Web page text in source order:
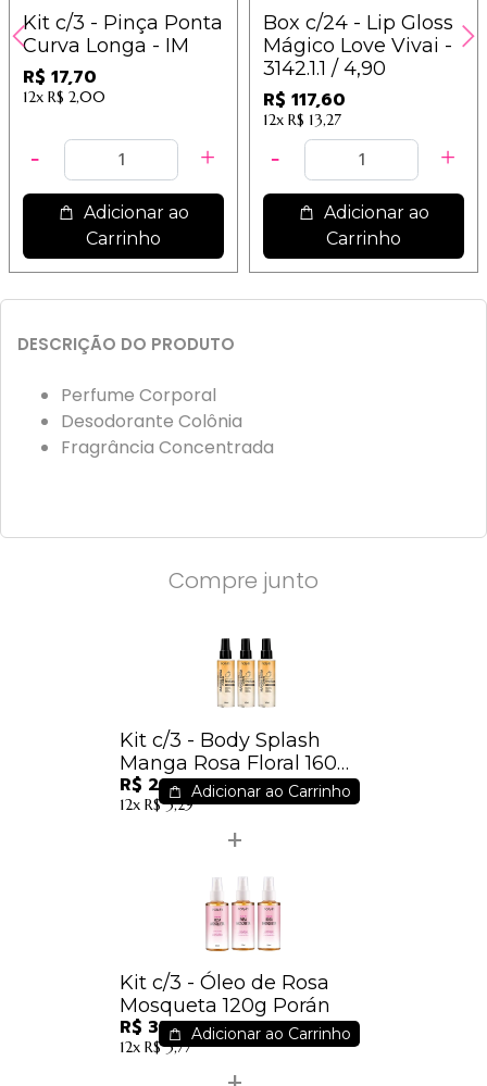
Kit c/3 - Pinça Ponta
Curva Longa - IM
R$ 17,70
12x R$ 2,00
Adicionar ao
Carrinho
Box c/24 - Lip Gloss
Mágico Love Vivai -
3142.1.1 / 4,90
R$ 117,60
12x R$ 13,27
Adicionar ao
Carrinho
DESCRIÇÃO DO PRODUTO
Perfume Corporal
Desodorante Colônia
Fragrância Concentrada
Compre junto
Kit c/3 - Body Splash
Manga Rosa Floral 160ml
Porán
R$ 29,19
12x R$ 3,29
Adicionar ao Carrinho
Kit c/3 - Óleo de Rosa
Mosqueta 120g Porán
R$ 33,39
12x R$ 3,77
Adicionar ao Carrinho